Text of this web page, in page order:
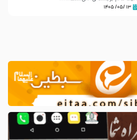
۱۳ /۰۵/ ۱۴۰۵